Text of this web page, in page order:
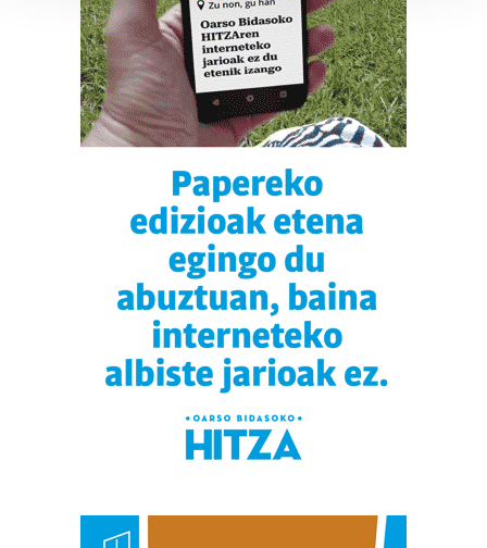
Guk eta gure bazkideek zure datu pertsonalak
prozesatzen ditugu, zure IP zenbakia, besteak beste,
teknologia erabiliz, cookieak adibidez, iragarki eta eduki
pertsonalizatuak eskaintzeko, iragarkiak eta edukia
neurtzeko, jendeari buruzko informazioa biltzeko eta
produktuak garatzeko. Zure datuak nork eta zertarako
erabiltzen dituen hauta dezakezu.
Bazkide batzuek ez dizute baimenik eskatzen, eta beren
interes komertzial legitimoetan babesten dira. Ikusi gure
bazkideen zerrenda, beren ustez zein helburutarako
duten interes legitimoa eta horren aurka nola egin
dezakezun ikusteko.
Lortu zure datu pertsonalak prozesatzeko moduari
datuen atalean. Edozein unetan alda edo ken dezakezu
zure baimena Cookieen adierazpenean.
fitxategiak erabiltzen ditu. Zure esperientzia eta